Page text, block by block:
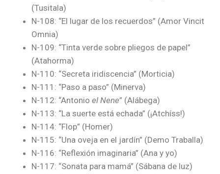
(Tusitala)
N-108: “El lugar de los recuerdos” (Amor Vincit
Omnia)
N-109: “Tinta verde sobre pliegos de papel”
(Atahorma)
N-110: “Secreta iridiscencia” (Morticia)
N-111: “Paso a paso” (Minerva)
N-112: “Antonio el Nene” (Alábega)
N-113: “La suerte está echada” (¡Atchíss!)
N-114: “Flop” (Homer)
N-115: “Una oveja en el jardín” (Demo Traballa)
N-116: “Reflexión imaginaria” (Ana y yo)
N-117: “Sonata para mamá” (Sábana de luz)